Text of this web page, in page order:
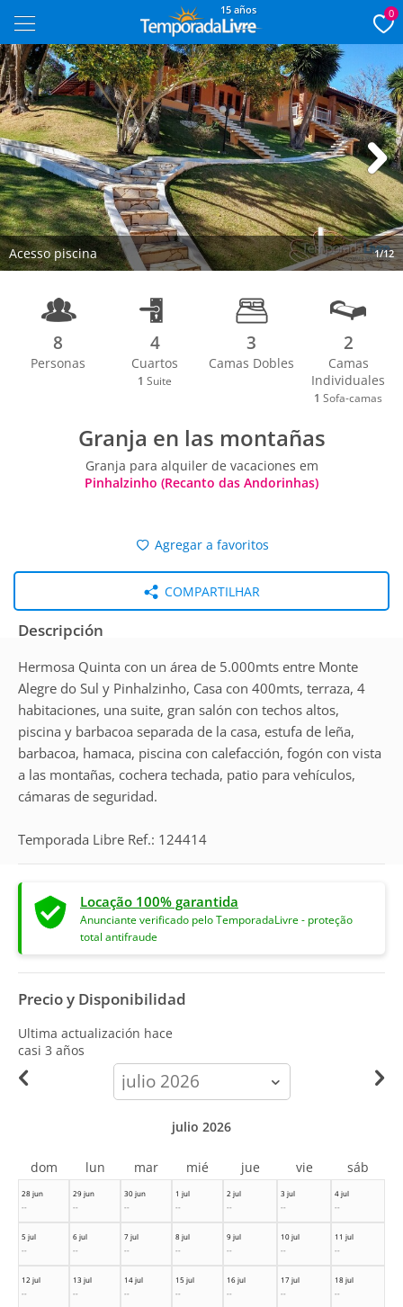
15 años 0
Acesso piscina 1/12
Next
8
Personas
4
Cuartos
1 Suite
3
Camas Dobles
2
Camas
Individuales
1 Sofa-camas
Granja en las montañas
Granja para alquiler de vacaciones em
Pinhalzinho (Recanto das Andorinhas)
Agregar a favoritos
COMPARTILHAR
Descripción
Hermosa Quinta con un área de 5.000mts entre Monte
Alegre do Sul y Pinhalzinho, Casa con 400mts, terraza, 4
habitaciones, una suite, gran salón con techos altos,
piscina y barbacoa separada de la casa, estufa de leña,
barbacoa, hamaca, piscina con calefacción, fogón con vista
a las montañas, cochera techada, patio para vehículos,
cámaras de seguridad.
Temporada Libre Ref.: 124414
Locação 100% garantida
Anunciante verificado pelo TemporadaLivre - proteção
total antifraude
Precio y Disponibilidad
Ultima actualización hace
casi 3 años
calendar-
month
28 jun
--
29 jun
--
30 jun
--
1 jul
--
2 jul
--
3 jul
--
4 jul
--
5 jul
--
6 jul
--
7 jul
--
8 jul
--
9 jul
--
10 jul
--
11 jul
--
12 jul
--
13 jul
--
14 jul
--
15 jul
--
16 jul
--
17 jul
--
18 jul
--
julio 2026
dom lun mar mié jue vie sáb